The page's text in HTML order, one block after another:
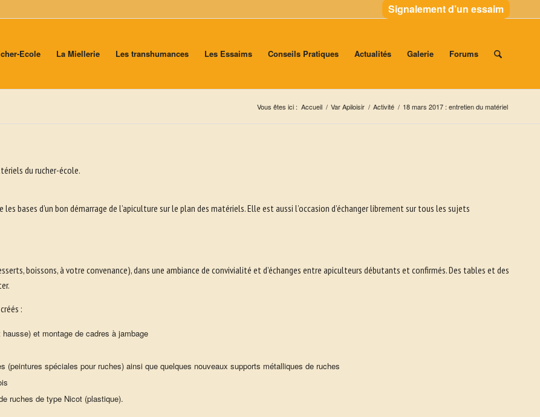
Signalement d’un essaim
Ecole La Miellerie Les transhumances Les Essaims Conseils Pratiques Actualités Galerie Forums
Vous êtes ici : Accueil / Var Apiloisir / Activité / 18 mars 2017 : entretien du matériel
du rucher-école.
bases d’un bon démarrage de l’apiculture sur le plan des matériels. Elle est aussi l’occasion d’échanger librement sur tous les sujets
boissons, à votre convenance), dans une ambiance de convivialité et d’échanges entre apiculteurs débutants et confirmés. Des tables et des
:
et montage de cadres à jambage
spéciales pour ruches) ainsi que quelques nouveaux supports métalliques de ruches
ruches de type Nicot (plastique).